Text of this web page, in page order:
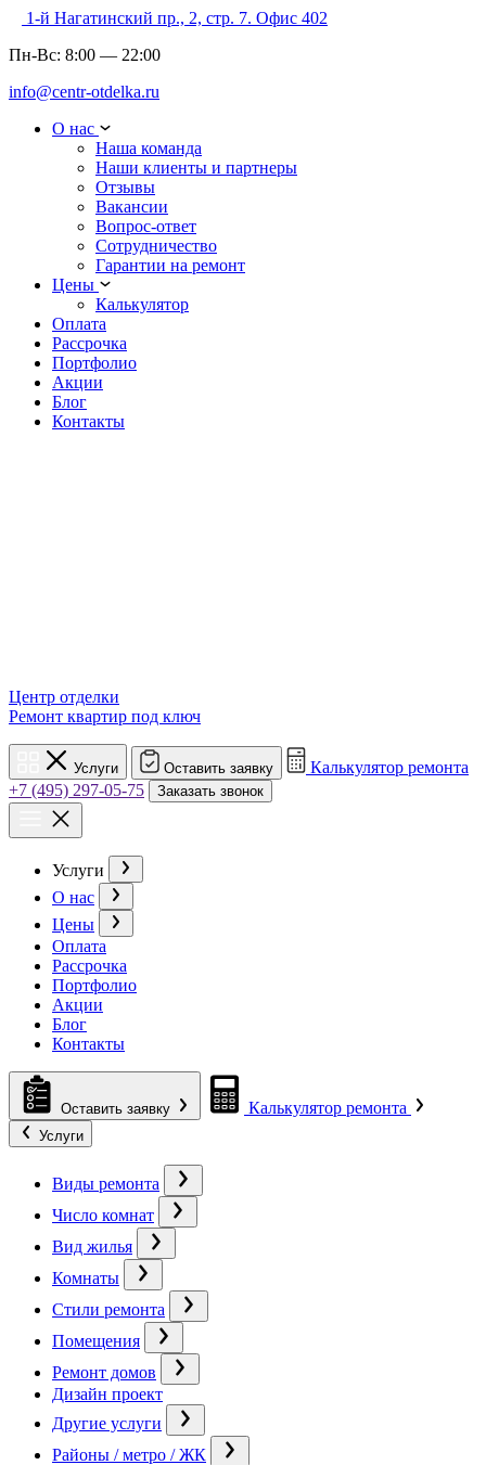
1-й Нагатинский пр., 2, стр. 7. Офис 402
Пн-Вс: 8:00 — 22:00
info@centr-otdelka.ru
О нас
Наша команда
Наши клиенты и партнеры
Отзывы
Вакансии
Вопрос-ответ
Сотрудничество
Гарантии на ремонт
Цены
Калькулятор
Оплата
Рассрочка
Портфолио
Акции
Блог
Контакты
Центр отделки
Ремонт квартир под ключ
Услуги Оставить заявку
Калькулятор ремонта
+7 (495) 297-05-75
Заказать звонок
Услуги
О нас
Цены
Оплата
Рассрочка
Портфолио
Акции
Блог
Контакты
Оставить заявку Калькулятор ремонта
Услуги
Виды ремонта
Число комнат
Вид жилья
Комнаты
Стили ремонта
Помещения
Ремонт домов
Дизайн проект
Другие услуги
Районы / метро / ЖК